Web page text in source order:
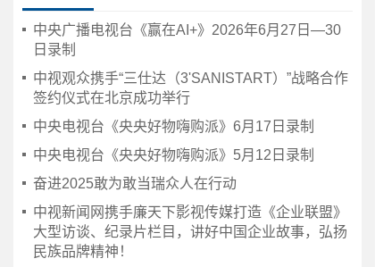
中央广播电视台《赢在AI+》2026年6月27日—30
日录制
中视观众携手“三仕达（3'SANISTART）”战略合作
签约仪式在北京成功举行
中央电视台《央央好物嗨购派》6月17日录制
中央电视台《央央好物嗨购派》5月12日录制
奋进2025敢为敢当瑞众人在行动
中视新闻网携手廉天下影视传媒打造《企业联盟》
大型访谈、纪录片栏目，讲好中国企业故事，弘扬
民族品牌精神！